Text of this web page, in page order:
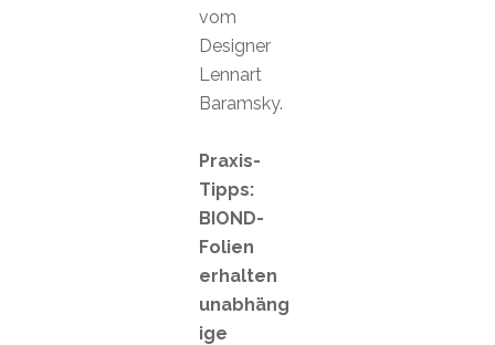
vom
Designer
Lennart
Baramsky.
Praxis-
Tipps:
BIOND-
Folien
erhalten
unabhäng
ige